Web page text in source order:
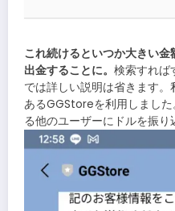
これ続けるといつか大きい
出金することに。 検索すれば
では詳しい説明は省きます
あるGGStoreを利用しまし
る他のユーザーにドルを振り